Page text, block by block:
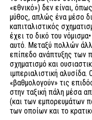
«εθνικό») δεν είναι,
μύθος, απλώς ένα μέσο
καπιταλιστικός
έχει το δικό του
αυτό. Μεταξύ πολλών
επίπεδο ανάπτυξης των
σχηματισμό και
ιμπεριαλιστική
«βαθμολογούν» τις
στην ταξική πάλη μέσα
(και των εμπορευμάτων
των οποίων και το